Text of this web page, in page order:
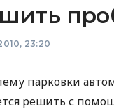
23:20
парковки
решить с